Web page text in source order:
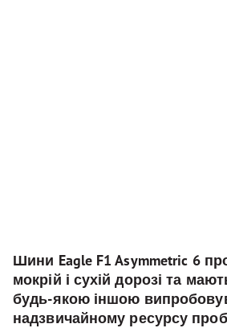
Шини Eagle F1 Asymmetric 6
мокрій і сухій дорозі та
будь-якою іншою
надзвичайному ресурсу